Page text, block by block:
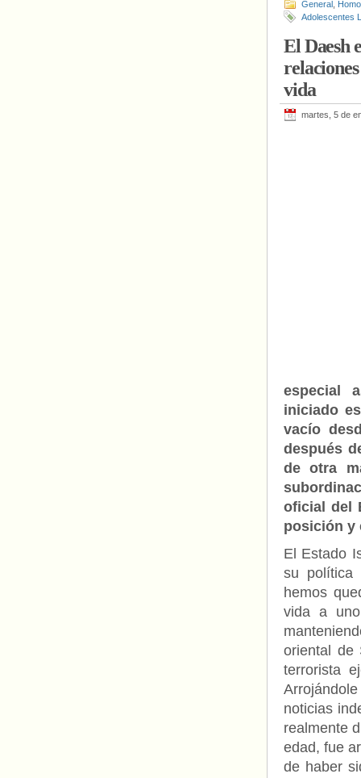
General
Adolescentes
El Daesh
vida
martes, 5 de
especial
iniciado
vacío
después
de otra
oficial del
posición y
El Estado
su política
hemos
vida a
oriental de
terrorista
noticias
realmente
edad, fue
de haber